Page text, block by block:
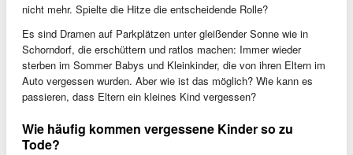
nicht mehr. Spielte die Hitze die entscheidende Rolle?
Es sind Dramen auf Parkplätzen unter gleißender Sonne wie in
Schorndorf, die erschüttern und ratlos machen: Immer wieder
sterben im Sommer Babys und Kleinkinder, die von ihren Eltern im
Auto vergessen wurden. Aber wie ist das möglich? Wie kann es
passieren, dass Eltern ein kleines Kind vergessen?
Wie häufig kommen vergessene Kinder so zu
Tode?